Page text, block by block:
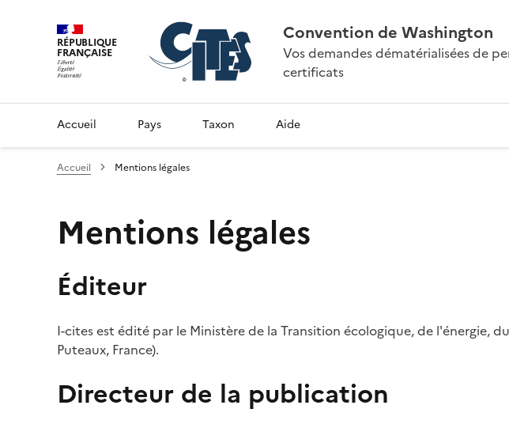
RÉPUBLIQUE
FRANÇAISE
Convention de Washington
Vos demandes dématérialisées de
certificats
Accueil Pays Taxon Aide
Accueil Mentions légales
Mentions légales
Éditeur
I-cites est édité par le Ministère de la Transition écologique, de l'énergie,
Puteaux, France).
Directeur de la publication